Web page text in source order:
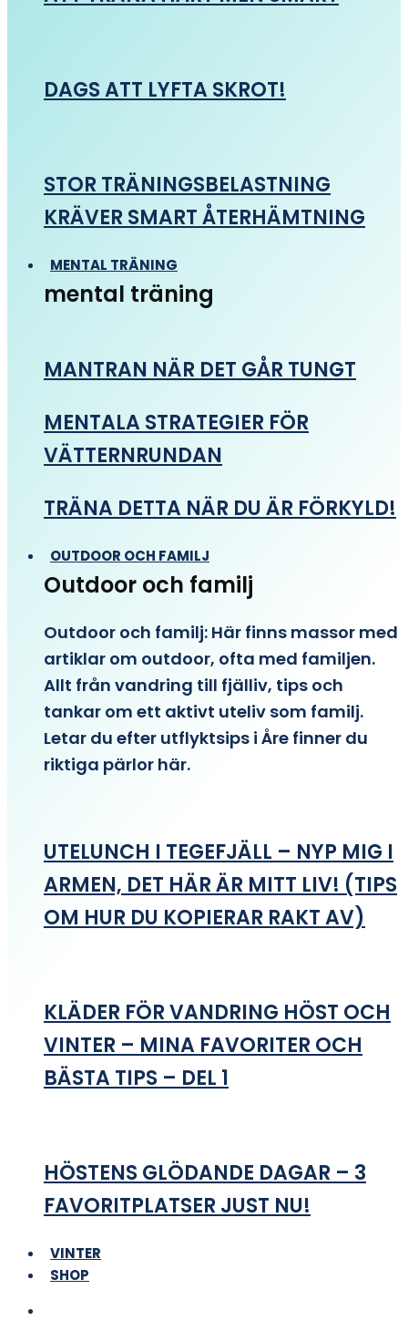
DAGS ATT LYFTA SKROT!
STOR TRÄNINGSBELASTNING
KRÄVER SMART ÅTERHÄMTNING
MENTAL TRÄNING
mental träning
MANTRAN NÄR DET GÅR TUNGT
MENTALA STRATEGIER FÖR
VÄTTERNRUNDAN
TRÄNA DETTA NÄR DU ÄR FÖRKYLD!
OUTDOOR OCH FAMILJ
Outdoor och familj
Outdoor och familj: Här finns massor med
artiklar om outdoor, ofta med familjen.
Allt från vandring till fjälliv, tips och
tankar om ett aktivt uteliv som familj.
Letar du efter utflyktsips i Åre finner du
riktiga pärlor här.
UTELUNCH I TEGEFJÄLL – NYP MIG I
ARMEN, DET HÄR ÄR MITT LIV! (TIPS
OM HUR DU KOPIERAR RAKT AV)
KLÄDER FÖR VANDRING HÖST OCH
VINTER – MINA FAVORITER OCH
BÄSTA TIPS – DEL 1
HÖSTENS GLÖDANDE DAGAR – 3
FAVORITPLATSER JUST NU!
VINTER
SHOP